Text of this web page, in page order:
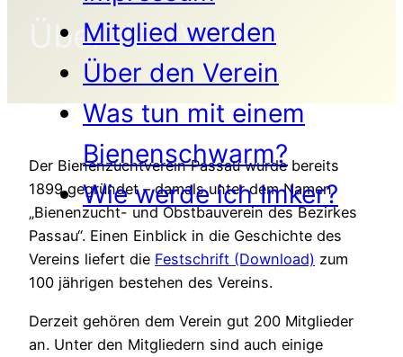
Mitglied werden
Über den Verein
Was tun mit einem
Bienenschwarm?
Wie werde ich Imker?
Über den Verein
Der Bienenzuchtverein Passau wurde bereits
1899 gegründet – damals unter dem Namen
„Bienenzucht- und Obstbauverein des Bezirkes
Passau“. Einen Einblick in die Geschichte des
Vereins liefert die Festschrift (Download) zum
100 jährigen bestehen des Vereins.
Derzeit gehören dem Verein gut 200 Mitglieder
an. Unter den Mitgliedern sind auch einige